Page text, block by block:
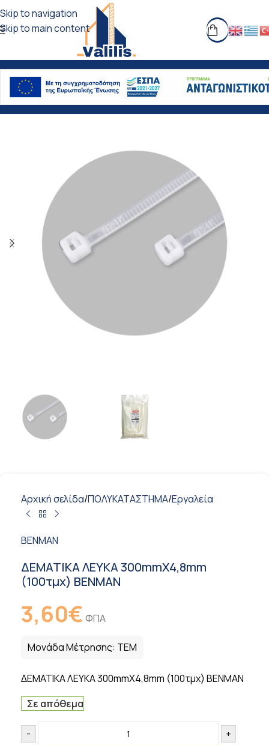
Skip to navigation
Skip to main content
Αρχική σελίδα/ΠΟΛΥΚΑΤΑΣΤΗΜΑ/Εργαλεία
BENMAN
ΔΕΜΑΤΙΚΑ ΛΕΥΚΑ 300mmX4,8mm
(100τμχ) BENMAN
3,60€ ΦΠΑ
Μονάδα Μέτρησης: ΤΕΜ
ΔΕΜΑΤΙΚΑ ΛΕΥΚΑ 300mmX4,8mm (100τμχ) BENMAN
Σε απόθεμα
- +